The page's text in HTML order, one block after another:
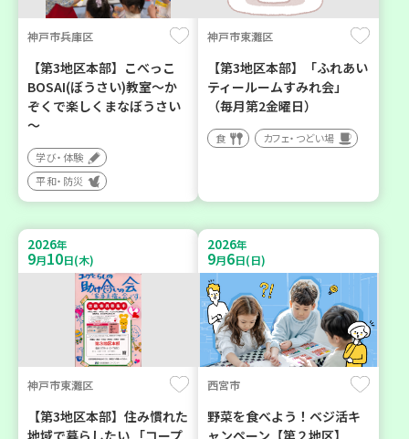
神戸市兵庫区
【第3地区本部】こべっこ
BOSAI(ぼうさい)教室～か
ぞくで楽しくまなぼうさい
～
学び・体験
平和・防災
神戸市東灘区
【第3地区本部】「ふれあい
ティールームすみれ会」
（毎月第2金曜日）
食 カフェ・つどい場
2026年
9月10日(木)
神戸市東灘区
【第3地区本部】住み慣れた
2026年
9月6日(日)
西宮市
野菜を食べよう！ベジ活キ